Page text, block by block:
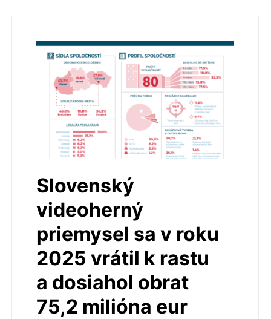
Slovenský
videoherný
priemysel sa v roku
2025 vrátil k rastu
a dosiahol obrat
75,2 milióna eur